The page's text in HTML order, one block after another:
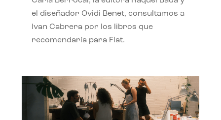
el diseñador Ovidi Benet, consultamos a
Ivan Cabrera por los libros que
recomendaría para Flat.